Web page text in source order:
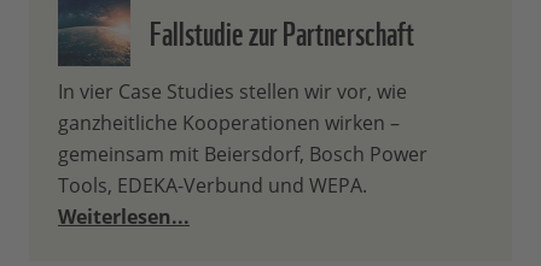
Fallstudie zur Partnerschaft
In vier Case Studies stellen wir vor, wie
ganzheitliche Kooperationen wirken –
gemeinsam mit Beiersdorf, Bosch Power
Tools, EDEKA-Verbund und WEPA.
Weiterlesen...